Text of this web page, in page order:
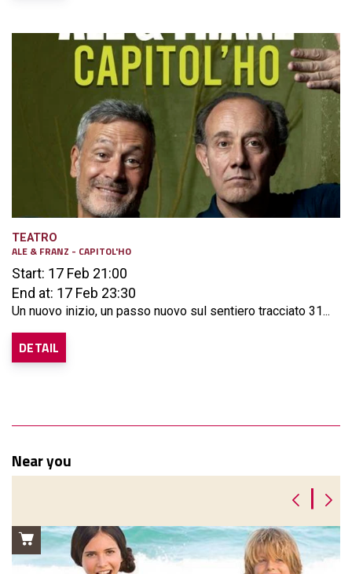
TEATRO
ALE & FRANZ - CAPITOL'HO
Start: 17 Feb 21:00
End at: 17 Feb 23:30
Un nuovo inizio, un passo nuovo sul sentiero tracciato 31...
DETAIL
Near you
|